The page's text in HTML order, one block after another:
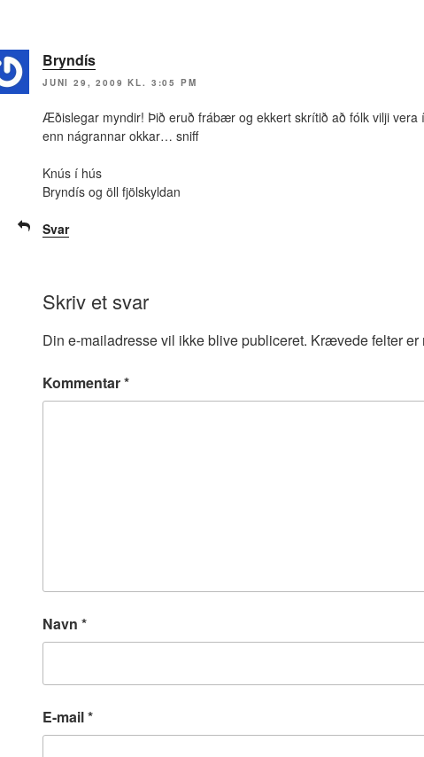
Bryndís
JUNI 29, 2009 KL. 3:05 PM
Æðislegar myndir! Þið eruð frábær og ekkert skrítið að fólk vilji vera
enn nágrannar okkar… sniff
Knús í hús
Bryndís og öll fjölskyldan
Svar
Skriv et svar
Din e-mailadresse vil ikke blive publiceret. Krævede felter er
Kommentar*
Navn *
E-mail*